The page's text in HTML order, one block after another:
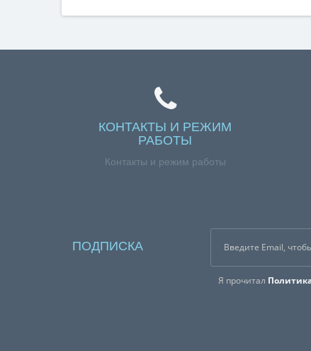
КОНТАКТЫ И РЕЖИМ
РАБОТЫ
Контакты и режим работы
ПОДПИСКА
Я прочитал